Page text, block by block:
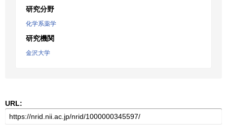
研究分野
化学系薬学
研究機関
金沢大学
URL: